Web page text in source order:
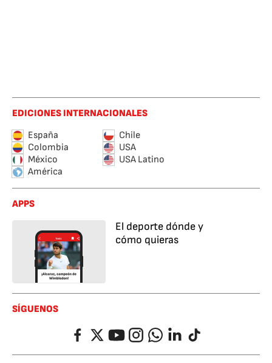
EDICIONES INTERNACIONALES
España
Chile
Colombia
USA
México
USA Latino
América
APPS
El deporte dónde y
cómo quieras
SÍGUENOS
FacebookTwitterYouTubeInstagramWhatsappLinkedIn
TikTok